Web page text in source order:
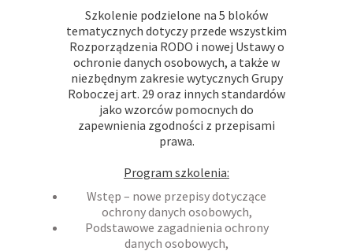
Szkolenie podzielone na 5 bloków
tematycznych dotyczy przede wszystkim
Rozporządzenia RODO i nowej Ustawy o
ochronie danych osobowych, a także w
niezbędnym zakresie wytycznych Grupy
Roboczej art. 29 oraz innych standardów
jako wzorców pomocnych do
zapewnienia zgodności z przepisami
prawa.
Program szkolenia:
Wstęp – nowe przepisy dotyczące
ochrony danych osobowych,
Podstawowe zagadnienia ochrony
danych osobowych,